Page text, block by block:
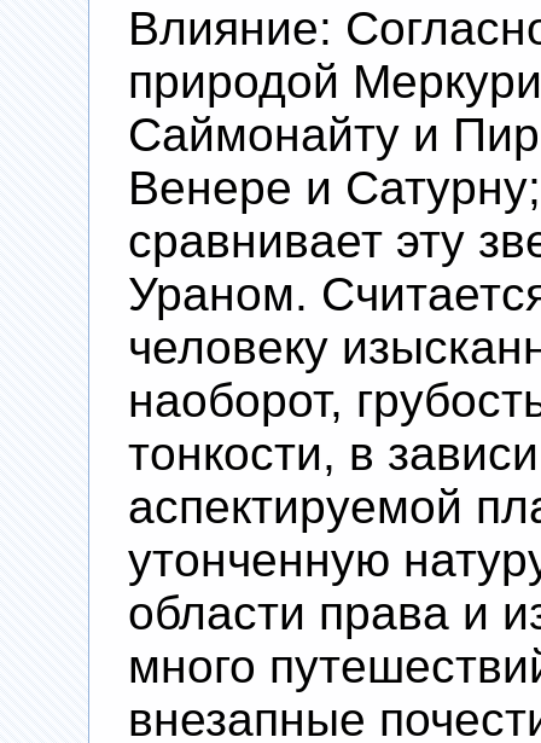
Влияние:
природой
Саймонайту и
Венере и
сравнивает эту
Ураном.
человеку
наоборот,
тонкости, в
аспектируемой
утонченную
области права и
много
внезапные